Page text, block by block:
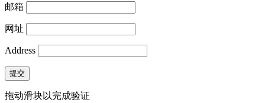
邮箱
网址
Address
提交
拖动滑块以完成验证